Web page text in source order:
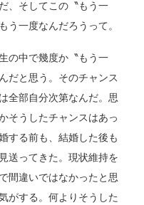
、そしてこの〝もう一
う一度なんだろうって。
の中で幾度か〝もう一
だと思う。そのチャンス
全部自分次第なんだ。思
そうしたチャンスはあっ
する前も、結婚した後も
送ってきた。現状維持を
間違いではなかったと思
がする。何よりそうした